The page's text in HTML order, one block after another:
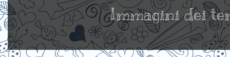
Immagini dei